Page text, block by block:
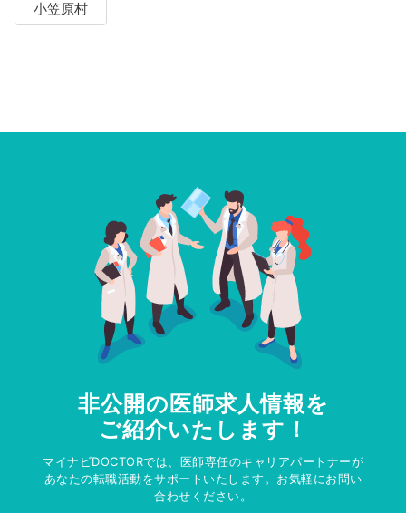
小笠原村
非公開の医師求人情報を
ご紹介いたします！
マイナビDOCTORでは、医師専任のキャリアパートナーが
あなたの転職活動をサポートいたします。お気軽にお問い
合わせください。